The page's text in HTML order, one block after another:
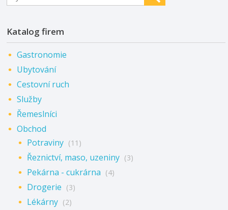
Katalog firem
Gastronomie
Ubytování
Cestovní ruch
Služby
Řemeslníci
Obchod
Potraviny (11)
Řeznictví, maso, uzeniny (3)
Pekárna - cukrárna (4)
Drogerie (3)
Lékárny (2)